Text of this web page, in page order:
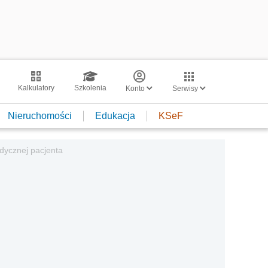
Kalkulatory Szkolenia Konto Serwisy
Nieruchomości Edukacja KSeF
pacjenta